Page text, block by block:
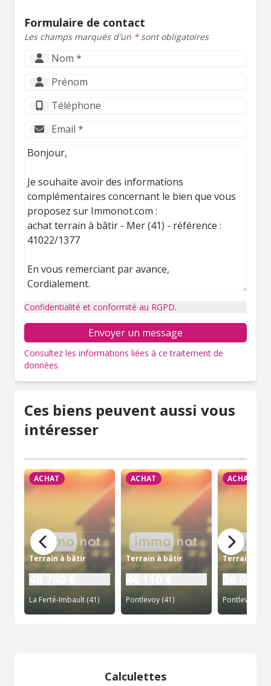
Formulaire de contact
Les champs marqués d'un *sont obligatoires
Confidentialité et conformité au RGPD.
Envoyer un message
Consultez les informations liées à ce traitement de
données
Ces biens peuvent aussi vous
intéresser
ACHAT
Terrain à bâtir
48 780 €
La Ferté-Imbault (41)
ACHAT
Terrain à bâtir
46 110 €
Pontlevoy (41)
ACHAT
Terrain à
36 040 €
Pontlevoy (41)
Calculettes